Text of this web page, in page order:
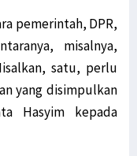
pemerintah, DPR,
misalnya,
satu, perlu
yang disimpulkan
Hasyim kepada